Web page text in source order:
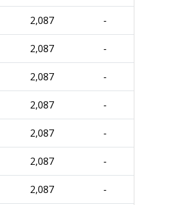
2,087 -
2,087 -
2,087 -
2,087 -
2,087 -
2,087 -
2,087 -